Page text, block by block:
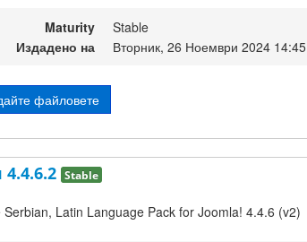
Maturity
Stable
Издадено на
Вторник, 26 Ноември 2024 14:45
файловете
4.4.6.2 Stable
Serbian, Latin Language Pack for Joomla! 4.4.6 (v2)